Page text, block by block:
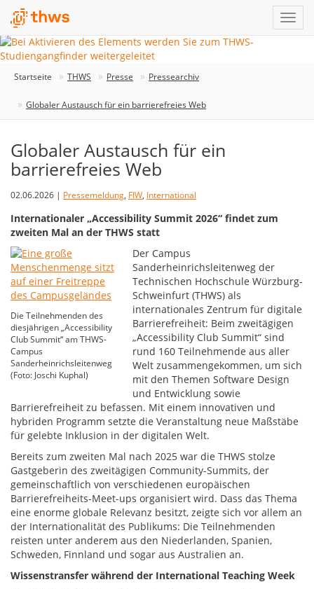
Startseite THWS Presse Pressearchiv
Globaler Austausch für ein barrierefreies Web
Globaler Austausch für ein
barrierefreies Web
02.06.2026 | Pressemeldung, FIW, International
Internationaler „Accessibility Summit 2026“ findet zum
zweiten Mal an der THWS statt
Die Teilnehmenden des
diesjährigen „Accessibility
Club Summit“ am THWS-
Campus
Sanderheinrichsleitenweg
(Foto: Joschi Kuphal)
Der Campus
Sanderheinrichsleitenweg der
Technischen Hochschule Würzburg-
Schweinfurt (THWS) als
internationales Zentrum für digitale
Barrierefreiheit: Beim zweitägigen
„Accessibility Club Summit“ sind
rund 160 Teilnehmende aus aller
Welt zusammengekommen, um sich
mit den Themen Software Design
und Entwicklung sowie
Barrierefreiheit zu befassen. Mit einem innovativen und
hybriden Programm setzte die Veranstaltung neue Maßstäbe
für gelebte Inklusion in der digitalen Welt.
Bereits zum zweiten Mal nach 2025 war die THWS stolze
Gastgeberin des zweitägigen Community-Summits, der
gemeinschaftlich von verschiedenen europäischen
Barrierefreiheits-Meet-ups organisiert wird. Dass das Thema
eine enorme globale Relevanz besitzt, zeigte sich vor allem an
der Internationalität des Publikums: Die Teilnehmenden
reisten unter anderem aus den Niederlanden, Spanien,
Schweden, Finnland und sogar aus Australien an.
Wissenstransfer während der International Teaching Week